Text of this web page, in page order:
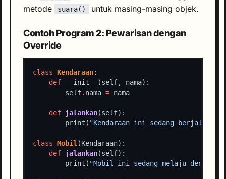
metode
suara() untuk masing-masing objek.
Contoh Program 2: Pewarisan dengan
Override
class Kendaraan
def
        self
.nama =
def jalankan
        print(
"Kendaraan ini sedang berjalan."
class Mobil
def jalankan
        print(
"Mobil ini sedang melaju dengan